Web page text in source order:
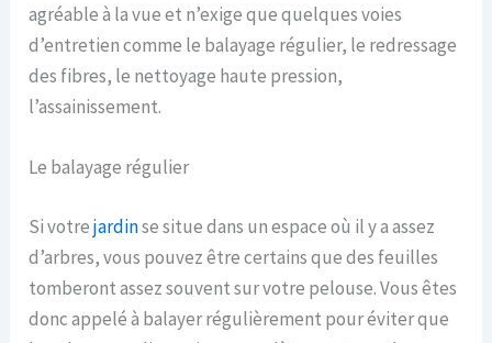
agréable à la vue et n’exige que quelques voies
d’entretien comme le balayage régulier, le redressage
des fibres, le nettoyage haute pression,
l’assainissement.
Le balayage régulier
Si votrejardinse situe dans un espace où il y a assez
d’arbres, vous pouvez être certains que des feuilles
tomberont assez souvent sur votre pelouse. Vous êtes
donc appelé à balayer régulièrement pour éviter que